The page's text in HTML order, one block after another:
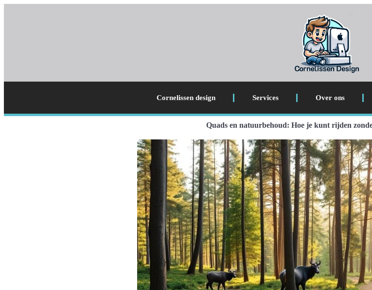
Cornelissen design Services Over ons
Quads en natuurbehoud: Hoe je kunt rijden